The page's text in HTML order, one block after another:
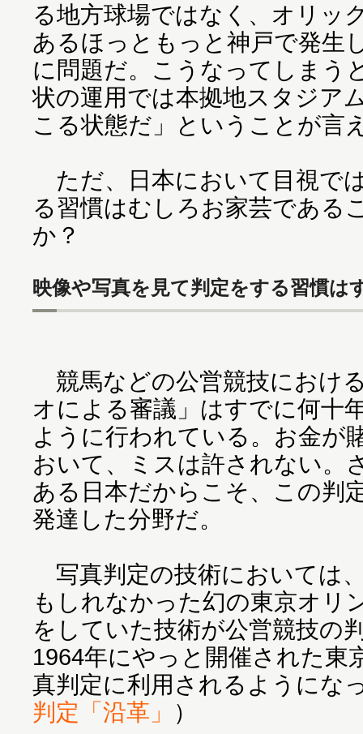
る地方球場ではなく、オリッ
あるほっともっと神戸で発生
に問題だ。こうなってしまう
状の運用では本拠地スタジア
こる状態だ」ということが言
ただ、日本において目視で
る習慣はむしろお家芸である
か？
映像や写真を見て判定をする習慣は
競馬などの公営競技におけ
オによる審議」はすでに何十
ように行われている。お金が
おいて、ミスは許されない。
ある日本だからこそ、この判
発達した分野だ。
写真判定の技術においては
もしれなかった幻の東京オリ
をしていた技術が公営競技の
1964年にやっと開催された東
真判定に利用されるようにな
判定「沿革」
）